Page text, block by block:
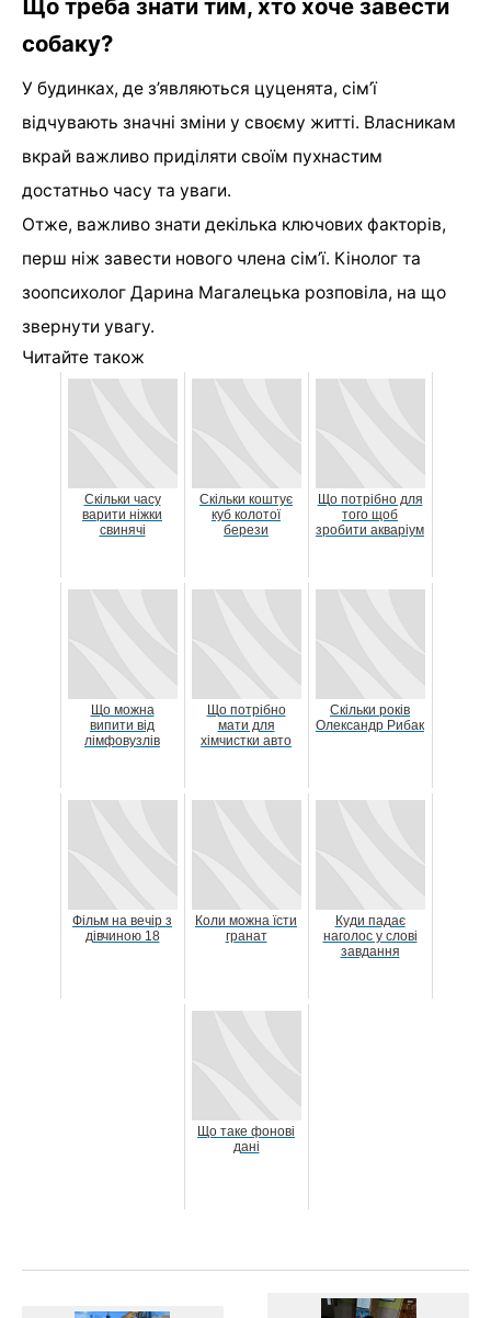
Що треба знати тим, хто хоче завести
собаку?
У будинках, де з’являються цуценята, сім’ї
відчувають значні зміни у своєму житті. Власникам
вкрай важливо приділяти своїм пухнастим
достатньо часу та уваги.
Отже, важливо знати декілька ключових факторів,
перш ніж завести нового члена сім’ї. Кінолог та
зоопсихолог Дарина Магалецька розповіла, на що
звернути увагу.
Читайте також
Скільки часу
варити ніжки
свинячі
Скільки коштує
куб колотої
берези
Що потрібно для
того щоб
зробити акваріум
Що можна
випити від
лімфовузлів
Що потрібно
мати для
хімчистки авто
Скільки років
Олександр Рибак
Фільм на вечір з
дівчиною 18
Коли можна їсти
гранат
Куди падає
наголос у слові
завдання
Що таке фонові
дані